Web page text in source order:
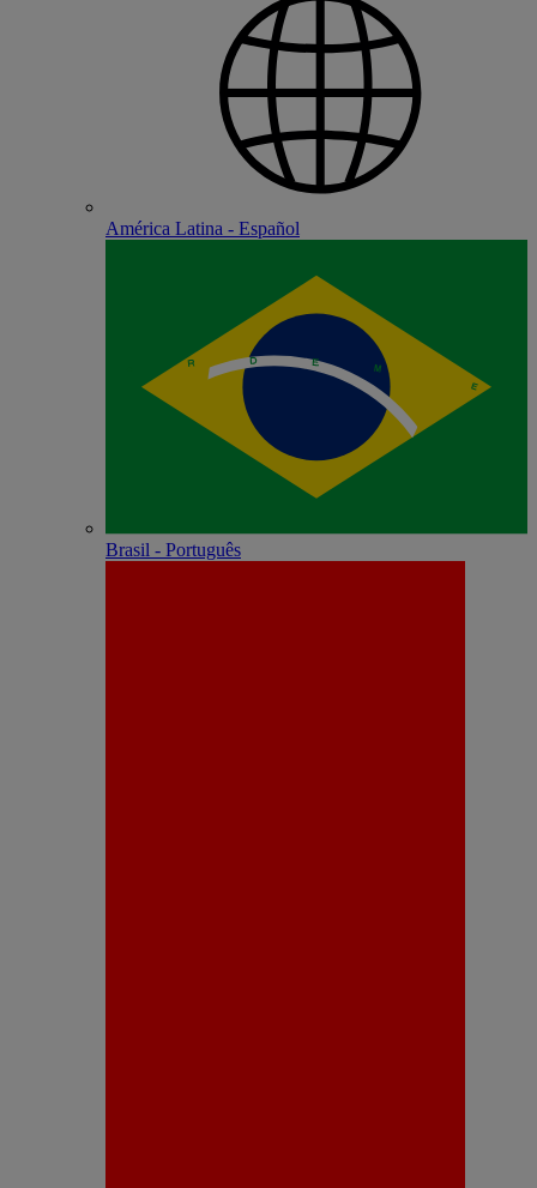
América Latina - Español
Brasil - Português